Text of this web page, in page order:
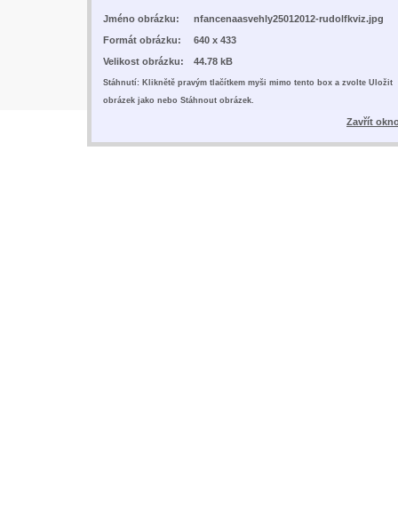
Jméno obrázku:
nfancenaasvehly25012012-rudolfkviz.jpg
Formát obrázku:
640 x 433
Velikost obrázku:
44.78 kB
Stáhnutí: Kliknětě pravým tlačítkem myši mimo tento box a zvolte Uložit
obrázek jako nebo Stáhnout obrázek.
Zavřít